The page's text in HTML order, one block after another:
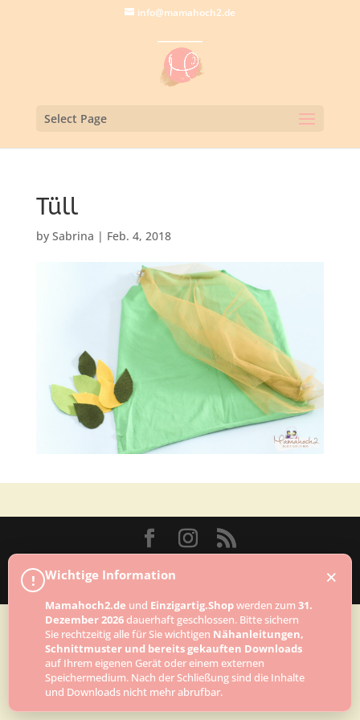
info@mamahoch2.de
Select Page
Tüll
by Sabrina | Feb. 4, 2018
WordPress
! Wichtige Information
Mamahoch2.de und Einzigartig.Shopwerden zum 31.
Dezember 2026dauerhaft geschlossen. Bitte sichern
Sie rechtzeitig alle für Sie wichtigen Nähanleitungen,
Schnittmuster und bereits gekauften Downloads
auf Ihrem eigenen Gerät oder einem externen
Speichermedium. Nach der Schließung sind die Inhalte
und Downloads nicht mehr abrufbar.
×